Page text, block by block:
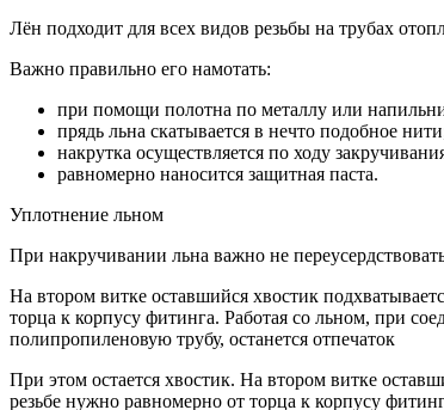
Лён подходит для всех видов резьбы на трубах
Важно правильно его намотать:
при помощи полотна по металлу или
прядь льна скатывается в нечто подобное
накрутка осуществляется по ходу
равномерно наносится защитная паста.
Уплотнение льном
При накручивании льна важно не
На втором витке оставшийся хвостик
торца к корпусу фитинга. Работая со льном, при
полипропиленовую трубу, останется отпечаток
При этом остается хвостик. На втором витке
резьбе нужно равномерно от торца к корпусу